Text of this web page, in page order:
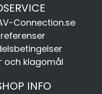
Connection.se
och klagomål
INFO